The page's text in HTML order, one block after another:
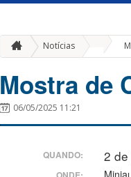
Notícias
Mostra de
06/05/2025 11:21
QUANDO: 2